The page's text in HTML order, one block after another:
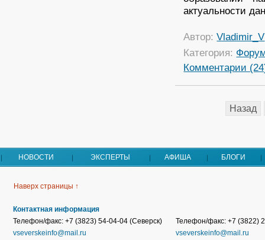
актуальности
Автор:Vladimir_V
Категория:
Комментарии
Назад
НОВОСТИ ЭКСПЕРТЫ АФИША БЛОГИ
Наверх страницы ↑
Контактная информация
Телефон/факс: +7 (3823) 54-04-04 (Северск)
vseverskeinfo@mail.ru
Телефон/факс: +7 (3822)
vseverskeinfo@mail.ru